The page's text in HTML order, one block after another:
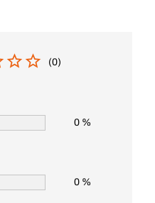
(0)
0 %
0 %